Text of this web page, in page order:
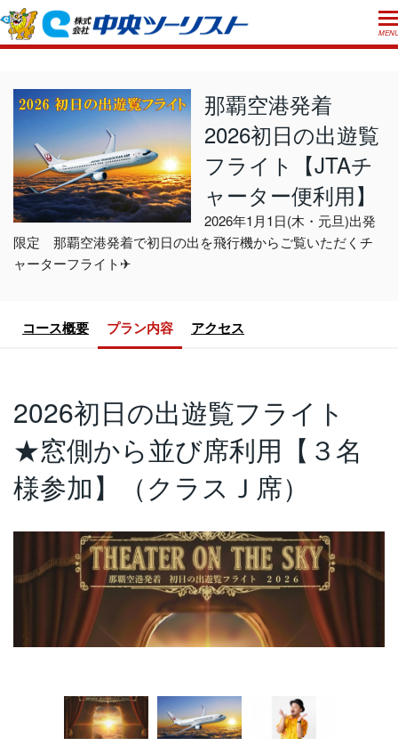
初めての方へ
ご利用案内
お申込方法について
お支払いについて
お受取り方法について
取消手数料について
店舗のご案内
よくあるご質問
会社概要 採用情報
那覇空港発着
2026初日の出遊覧
フライト【JTAチ
ャーター便利用】
2026年1月1日(木・元旦)出発
限定 那覇空港発着で初日の出を飛行機からご覧いただくチ
ャーターフライト✈
コース概要 プラン内容 アクセス
2026初日の出遊覧フライト
★窓側から並び席利用【３名
様参加】（クラスＪ席）